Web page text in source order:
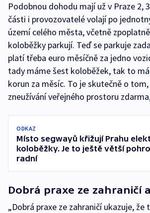
Podobnou dohodu mají už v Praze 2,
části i provozovatelé volají po
území celého města, včetně
koloběžky parkují. Teď se parkuje
platí třeba euro měsíčně za jedno
tady máme šest koloběžek, tak to
korun za měsíc. To je skutečně o
zneužívání veřejného prostoru
ODKAZ
Místo segwayů křižují Prahu
koloběžky. Je to ještě větší
radní
Dobrá praxe ze zahraničí
„Dobrá praxe ze zahraničí ukazuje, že